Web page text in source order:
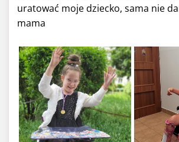
uratować moje dziecko, sama nie
mama